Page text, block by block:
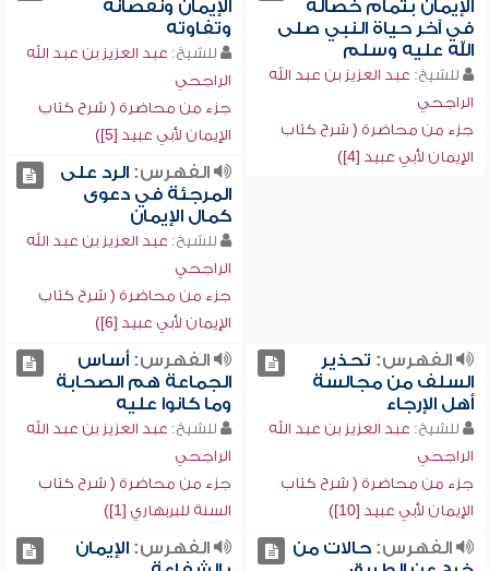
الإيمان بتمام خصاله
في آخر حياة النبي صلى
الله عليه وسلم
للشيخ: عبد العزيز بن عبد الله
الراجحي
جزء من محاضرة ( شرح كتاب
الإيمان لأبي عبيد [4])
الإيمان ونقصانه
وتفاوته
للشيخ: عبد العزيز بن عبد الله
الراجحي
جزء من محاضرة ( شرح كتاب
الإيمان لأبي عبيد [5])
الفهرس:الرد على
المرجئة في دعوى
كمال الإيمان
للشيخ: عبد العزيز بن عبد الله
الراجحي
جزء من محاضرة ( شرح كتاب
الإيمان لأبي عبيد [6])
الفهرس: تحذير
السلف من مجالسة
أهل الإرجاء
للشيخ: عبد العزيز بن عبد الله
الراجحي
جزء من محاضرة ( شرح كتاب
الإيمان لأبي عبيد [10])
الفهرس:أساس
الجماعة هم الصحابة
وما كانوا عليه
للشيخ: عبد العزيز بن عبد الله
الراجحي
جزء من محاضرة ( شرح كتاب
السنة للبربهاري [1])
الفهرس:حالات من
الفهرس:الإيمان